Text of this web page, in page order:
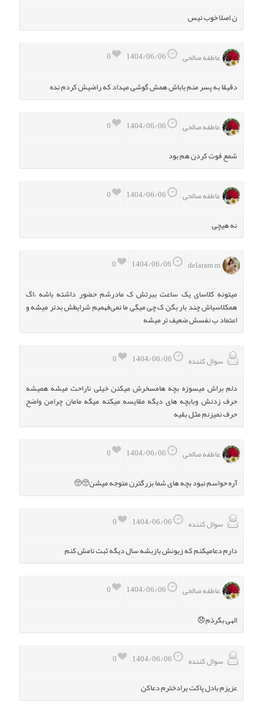
ن اصلا خوب نیس
0
عاطفه صالحی
دقیقا به پسر منم باباش همش گوشی میداد که راضیش کردم نده
0
عاطفه صالحی
شمع فوت کردن هم بود
0
عاطفه صالحی
نه هیچی
0
delaram m
میتونه کلاسای یک ساعت ببرتش ک مادرشم حضور داشته باشه ،اگ
همکلاسیاش چند بار بگن ک چی میگی ما نمی‌فهمیم شرایطش بدتر میشه و
اعتماد ب نفسش ضعیف تر میشه
0
سوال کننده
دلم براش میسوزه بچه هامسخرش میکنن خیلی ناراحت میشه همیشه
حرف زدنش وبابچه های دیگه مقایسه میکنه میگه مامان چرامن واضح
حرف نمیزنم مثل بقیه
0
عاطفه صالحی
آره حواسم نبود بچه های شما بزرگترن متوجه میشن🥺🥺
0
سوال کننده
دارم دعامیکنم که زبونش بازبشه سال دیگه ثبت نامش کنم
0
عاطفه صالحی
الهی بگرذم😞
0
سوال کننده
عزیزم بادل پاکت برادخترم دعاکن